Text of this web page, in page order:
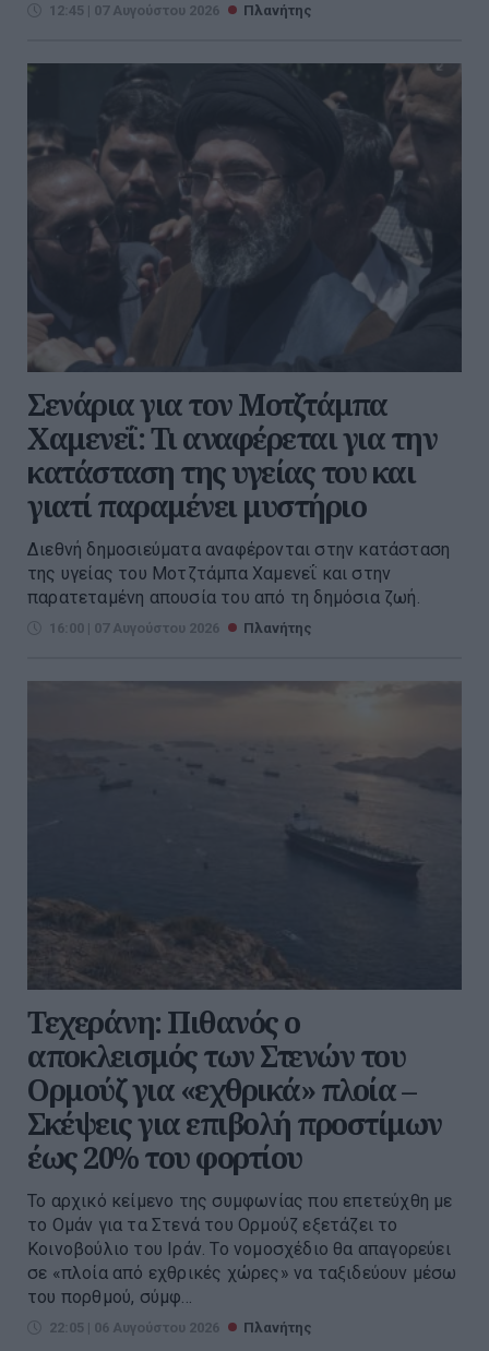
12:45 | 07 Αυγούστου 2026 Πλανήτης
Σενάρια για τον Μοτζτάμπα
Χαμενεΐ: Τι αναφέρεται για την
κατάσταση της υγείας του και
γιατί παραμένει μυστήριο
Διεθνή δημοσιεύματα αναφέρονται στην κατάσταση
της υγείας του Μοτζτάμπα Χαμενεΐ και στην
παρατεταμένη απουσία του από τη δημόσια ζωή.
16:00 | 07 Αυγούστου 2026 Πλανήτης
Τεχεράνη: Πιθανός ο
αποκλεισμός των Στενών του
Ορμούζ για «εχθρικά» πλοία –
Σκέψεις για επιβολή προστίμων
έως 20% του φορτίου
Το αρχικό κείμενο της συμφωνίας που επετεύχθη με
το Ομάν για τα Στενά του Ορμούζ εξετάζει το
Κοινοβούλιο του Ιράν. Το νομοσχέδιο θα απαγορεύει
σε «πλοία από εχθρικές χώρες» να ταξιδεύουν μέσω
του πορθμού, σύμφ...
22:05 | 06 Αυγούστου 2026 Πλανήτης